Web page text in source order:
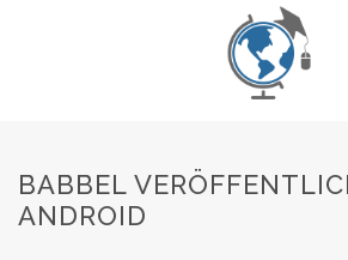
BABBEL
ANDROID